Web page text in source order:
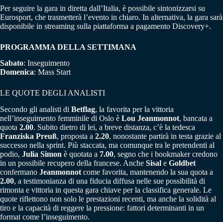
Per seguire la gara in diretta dall’Italia, è possibile sintonizzarsi su
Eurosport, che trasmetterà l’evento in chiaro. In alternativa, la gara sarà
disponibile in streaming sulla piattaforma a pagamento Discovery+.
PROGRAMMA DELLA SETTIMANA
Sabato: Inseguimento
Domenica: Mass Start
LE QUOTE DEGLI ANALISTI
Secondo gli analisti di Betflag, la favorita per la vittoria
nell’inseguimento femminile di Oslo è Lou Jeanmonnot, bancata a
quota 2.00. Subito dietro di lei, a breve distanza, c’è la tedesca
Franziska Preuß, proposta a 2.20, nonostante partirà in testa grazie al
successo nella sprint. Più staccata, ma comunque tra le pretendenti al
podio, Julia Simon è quotata a 7.00, segno che i bookmaker credono
in un possibile recupero della francese. Anche Sisal e Goldbet
confermano Jeanmonnot come favorita, mantenendo la sua quota a
2.00, a testimonianza di una fiducia diffusa nelle sue possibilità di
rimonta e vittoria in questa gara chiave per la classifica generale. Le
quote riflettono non solo le prestazioni recenti, ma anche la solidità al
tiro e la capacità di reggere la pressione: fattori determinanti in un
format come l’inseguimento.